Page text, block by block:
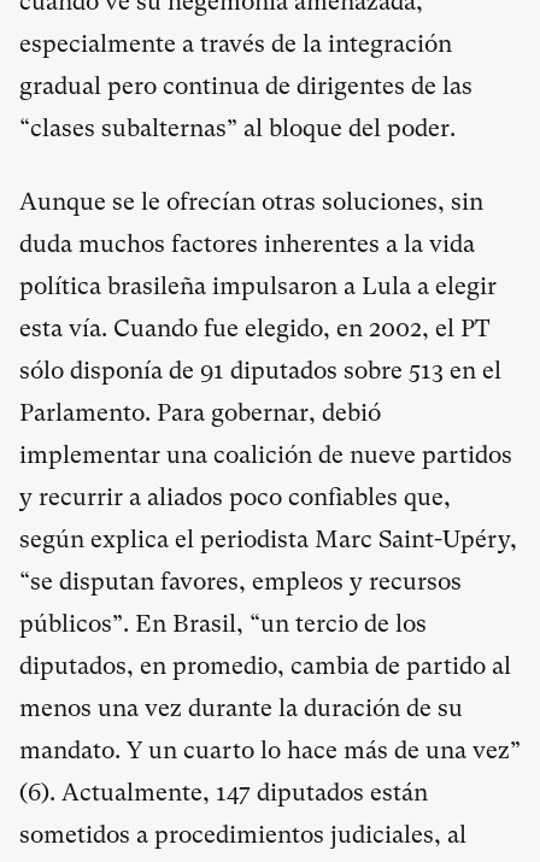
especialmente a través de la integración
gradual pero continua de dirigentes de las
“clases subalternas” al bloque del poder.
Aunque se le ofrecían otras soluciones, sin
duda muchos factores inherentes a la vida
política brasileña impulsaron a Lula a elegir
esta vía. Cuando fue elegido, en 2002, el PT
sólo disponía de 91 diputados sobre 513 en el
Parlamento. Para gobernar, debió
implementar una coalición de nueve partidos
y recurrir a aliados poco confiables que,
según explica el periodista Marc Saint-Upéry,
“se disputan favores, empleos y recursos
públicos”. En Brasil, “un tercio de los
diputados, en promedio, cambia de partido al
menos una vez durante la duración de su
mandato. Y un cuarto lo hace más de una vez”
(6). Actualmente, 147 diputados están
sometidos a procedimientos judiciales, al